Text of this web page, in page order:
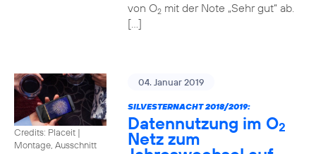
von O2mit der Note „Sehr gut“ ab.
[…]
Credits: Placeit |
Montage, Ausschnitt
04. Januar 2019
SILVESTERNACHT 2018/2019:
Datennutzung im O2
Netz zum